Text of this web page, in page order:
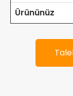
Ürününüz